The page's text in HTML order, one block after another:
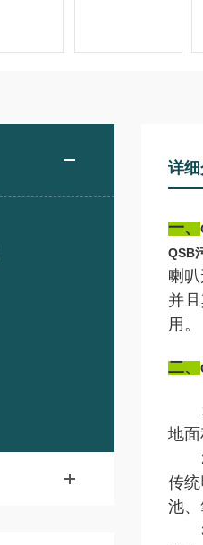
详
一、
QSB
喇
并
用。
二、
1
地
2
传
池
3